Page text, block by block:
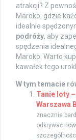
atrakcji? Z
Maroko, gdzie
idealnie
podróży, aby
spędzenia
Maroko. Warto
kawałek tego
W tym temacie
Tanie loty
Warszawa
znacznie
odkrywać